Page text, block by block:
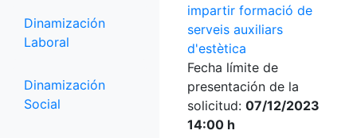
Dinamización
Laboral
Dinamización
Social
impartir formació de
serveis auxiliars
d'estètica
Fecha límite de
presentación de la
solicitud: 07/12/2023
14:00 h